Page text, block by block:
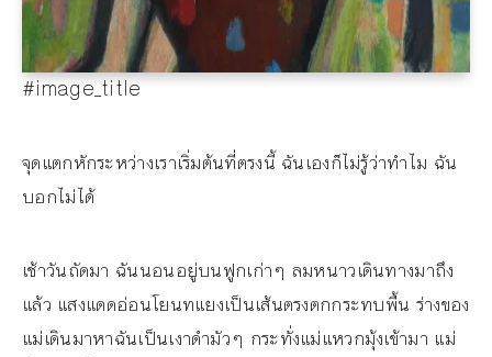
#image_title
จุดแตกหักระหว่างเราเริ่มต้นที่ตรงนี้ ฉันเองก็ไม่รู้ว่าทำไม ฉัน
บอกไม่ได้
เช้าวันถัดมา ฉันนอนอยู่บนฟูกเก่าๆ ลมหนาวเดินทางมาถึง
แล้ว แสงแดดอ่อนโยนทแยงเป็นเส้นตรงตกกระทบพื้น ร่างของ
แม่เดินมาหาฉันเป็นเงาดำมัวๆ กระทั่งแม่แหวกมุ้งเข้ามา แม่